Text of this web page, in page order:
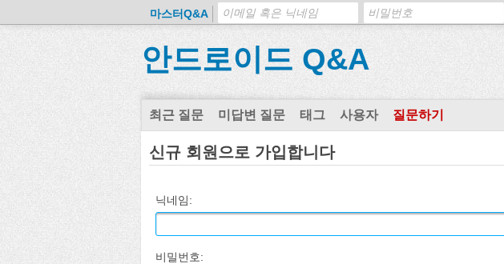
마스터Q&A
안드로이드 Q&A
최근 질문 미답변 질문 태그 사용자 질문하기
신규 회원으로 가입합니다
닉네임:
비밀번호: